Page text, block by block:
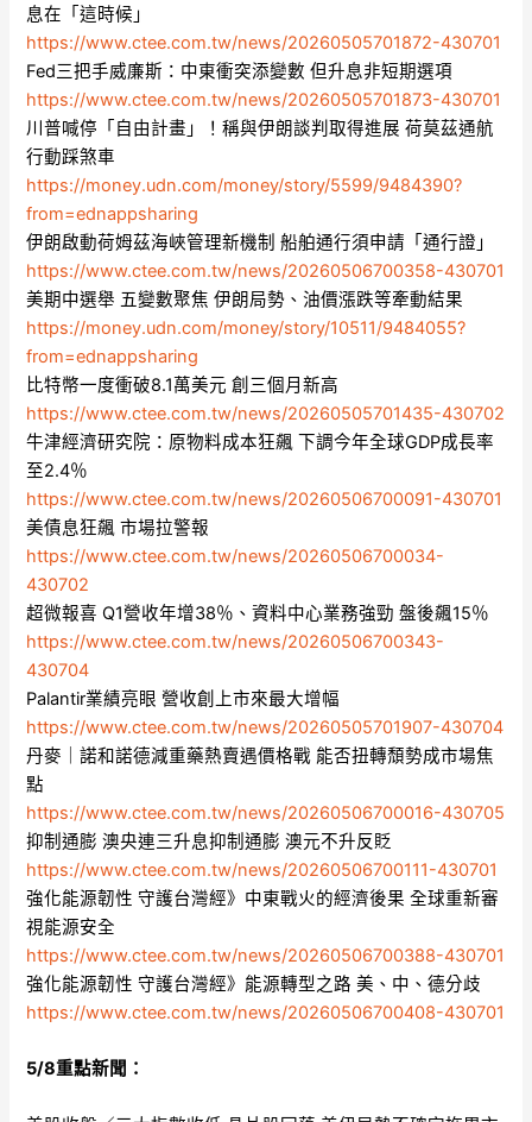
息在「這時候」
https://www.ctee.com.tw/news/20260505701872-430701
Fed三把手威廉斯：中東衝突添變數 但升息非短期選項
https://www.ctee.com.tw/news/20260505701873-430701
川普喊停「自由計畫」！稱與伊朗談判取得進展 荷莫茲通航
行動踩煞車
https://money.udn.com/money/story/5599/9484390?
from=ednappsharing
伊朗啟動荷姆茲海峽管理新機制 船舶通行須申請「通行證」
https://www.ctee.com.tw/news/20260506700358-430701
美期中選舉 五變數聚焦 伊朗局勢、油價漲跌等牽動結果
https://money.udn.com/money/story/10511/9484055?
from=ednappsharing
比特幣一度衝破8.1萬美元 創三個月新高
https://www.ctee.com.tw/news/20260505701435-430702
牛津經濟研究院：原物料成本狂飆 下調今年全球GDP成長率
至2.4％
https://www.ctee.com.tw/news/20260506700091-430701
美債息狂飆 市場拉警報
https://www.ctee.com.tw/news/20260506700034-
430702
超微報喜 Q1營收年增38％、資料中心業務強勁 盤後飆15％
https://www.ctee.com.tw/news/20260506700343-
430704
Palantir業績亮眼 營收創上市來最大增幅
https://www.ctee.com.tw/news/20260505701907-430704
丹麥｜諾和諾德減重藥熱賣遇價格戰 能否扭轉頹勢成市場焦
點
https://www.ctee.com.tw/news/20260506700016-430705
抑制通膨 澳央連三升息抑制通膨 澳元不升反貶
https://www.ctee.com.tw/news/20260506700111-430701
強化能源韌性 守護台灣經》中東戰火的經濟後果 全球重新審
視能源安全
https://www.ctee.com.tw/news/20260506700388-430701
強化能源韌性 守護台灣經》能源轉型之路 美、中、德分歧
https://www.ctee.com.tw/news/20260506700408-430701
5/8重點新聞：